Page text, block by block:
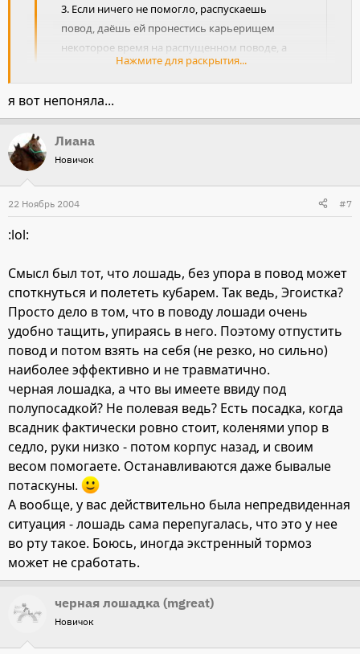
3. Если ничего не помогло, распускаешь
повод, даёшь ей пронестись карьерищем
некоторое время на распущенном поводе, а
потом резко тормозишь (см. пункт 1 и 2)
Нажмите для раскрытия...
Все советы хорошие, но вот распускать повод допустимо
споткнется и не сможет сама выправиться, достаточно
мала. Т.е. если велика вероятность, что ей не
понадобится поддержка поводом. Коряво выразилась,
да
?
Нажмите для раскрытия...
я вот непоняла...
Лиана
Новичок
22 Ноябрь 2004 #7
:lol:
Смысл был тот, что лошадь, без упора в повод может
споткнуться и полететь кубарем. Так ведь, Эгоистка?
Просто дело в том, что в поводу лошади очень
удобно тащить, упираясь в него. Поэтому отпустить
повод и потом взять на себя (не резко, но сильно)
наиболее эффективно и не травматично.
черная лошадка, а что вы имеете ввиду под
полупосадкой? Не полевая ведь? Есть посадка, когда
всадник фактически ровно стоит, коленями упор в
седло, руки низко - потом корпус назад, и своим
весом помогаете. Останавливаются даже бывалые
потаскуны.
А вообще, у вас действительно была непредвиденная
ситуация - лошадь сама перепугалась, что это у нее
во рту такое. Боюсь, иногда экстренный тормоз
может не сработать.
черная лошадка (mgreat)
Новичок